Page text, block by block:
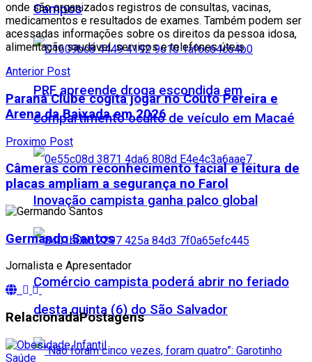
Campos
PRF apreende droga escondida em
compartimento oculto de veículo em Macaé
Inovação campista ganha palco global
Comércio campista poderá abrir no feriado
desta quinta (6) do São Salvador
onde são organizados registros de consultas, vacinas,
medicamentos e resultados de exames. Também podem ser
acessadas informações sobre os direitos da pessoa idosa,
alimentação saudável, serviços e telefones úteis.
Anterior Post
Paraná Clube cogita jogar no Couto Pereira e
Arena da Baixada em 2026
Proximo Post
Câmeras com reconhecimento facial e leitura de
placas ampliam a segurança no Farol
Germando Santos
Jornalista e Apresentador
RelacionadaPostagens
Saúde